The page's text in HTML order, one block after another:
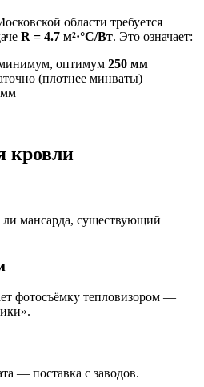
области требуется
R = 4.7 м²·°C/Вт. Это означает:
оптимум 250 мм
(плотнее минваты)
кровли
ли мансарда, существующий
фотосъёмку тепловизором —
— поставка с заводов.